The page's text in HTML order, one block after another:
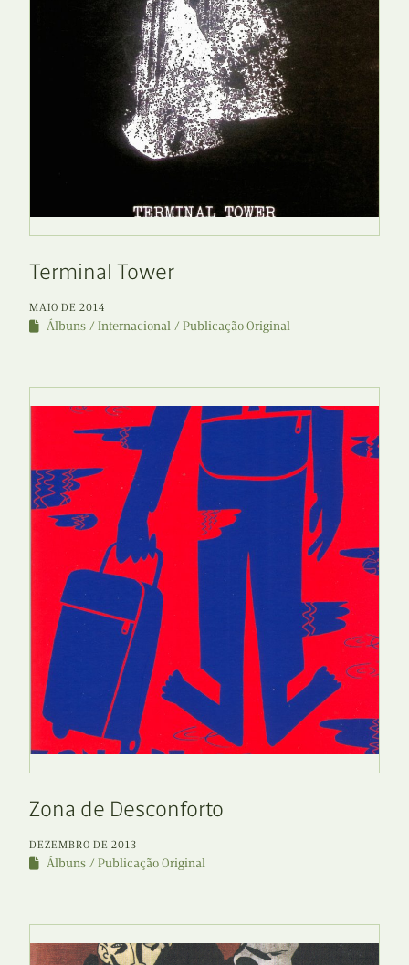
Terminal Tower
MAIO DE 2014
Álbuns Internacional Publicação Original
Zona de Desconforto
DEZEMBRO DE 2013
Álbuns Publicação Original